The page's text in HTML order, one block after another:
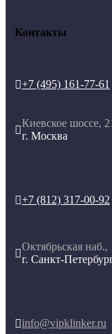
Контакты
+7 (495) 161-77-61

Киевское шоссе,
г. Москва
+7 (812) 317-00-92

Октябрьская
г. Санкт-
info@vipklinker.ru